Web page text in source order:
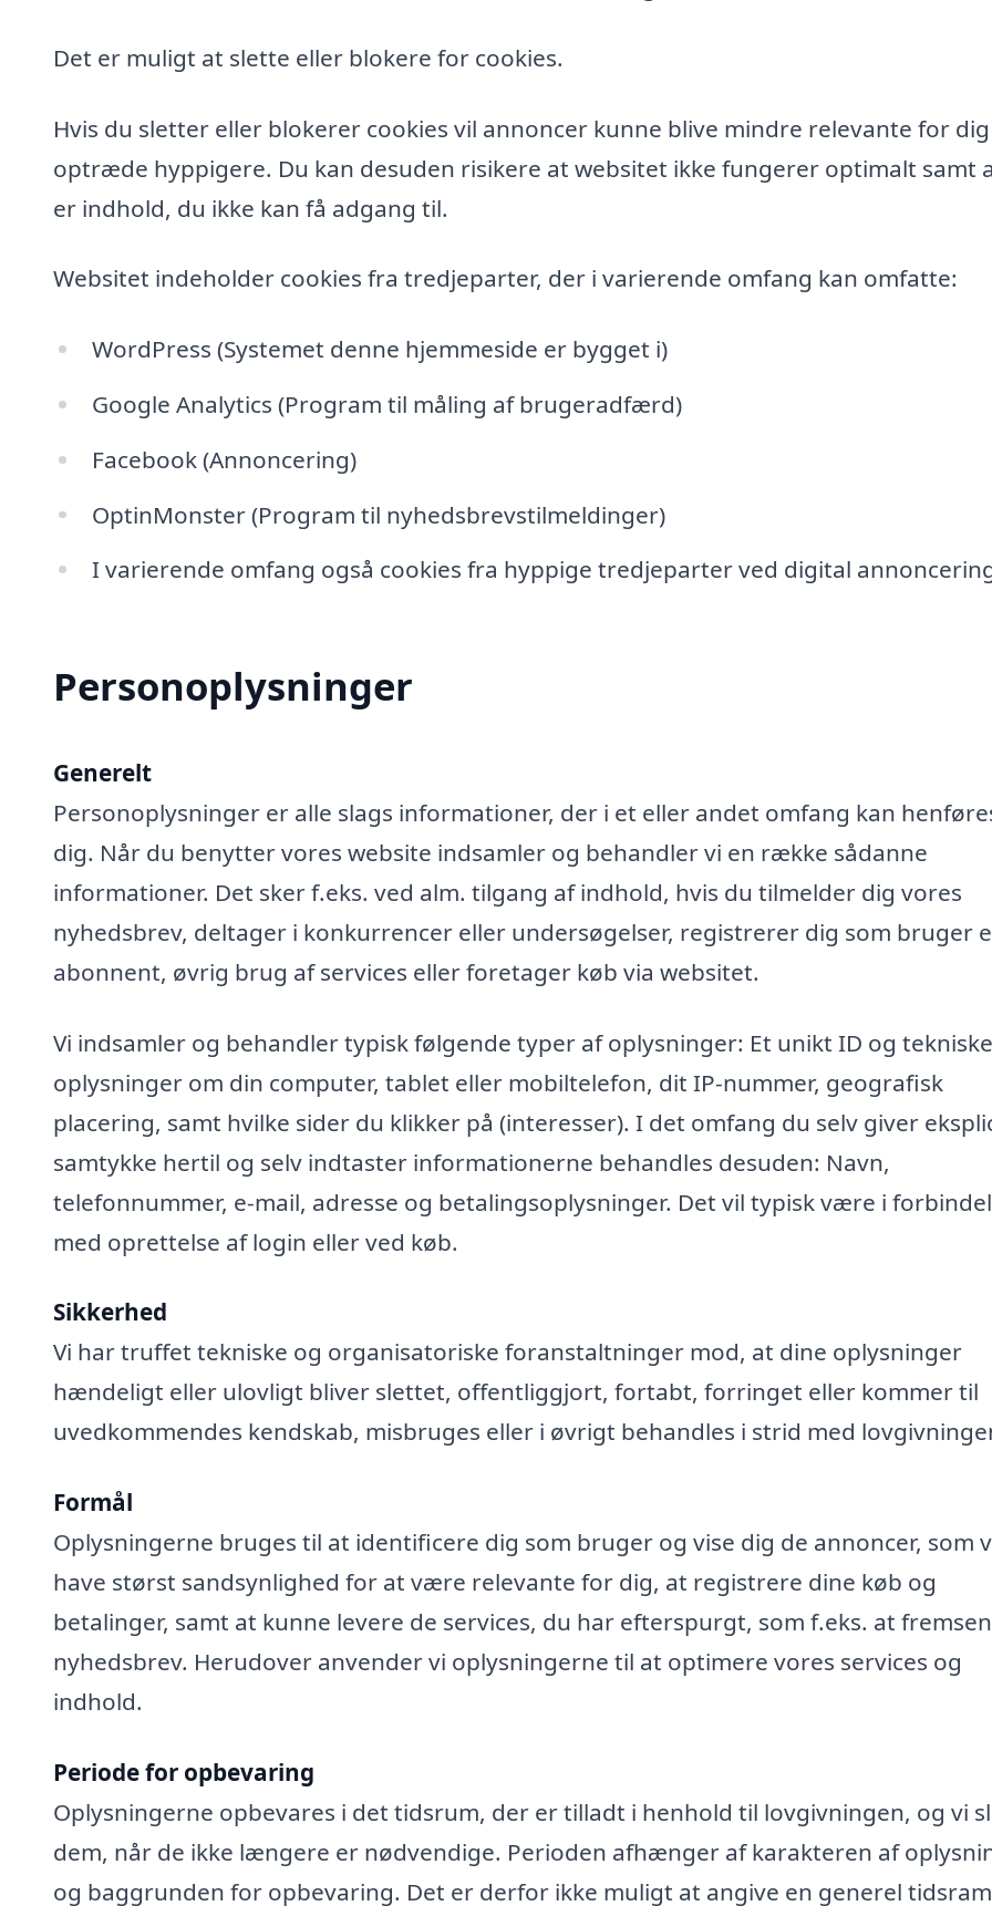
Det er muligt at slette eller blokere for cookies.
Hvis du sletter eller blokerer cookies vil annoncer kunne blive mindre relevante for
optræde hyppigere. Du kan desuden risikere at websitet ikke fungerer optimalt samt
er indhold, du ikke kan få adgang til.
Websitet indeholder cookies fra tredjeparter, der i varierende omfang kan omfatte:
WordPress (Systemet denne hjemmeside er bygget i)
Google Analytics (Program til måling af brugeradfærd)
Facebook (Annoncering)
OptinMonster (Program til nyhedsbrevstilmeldinger)
I varierende omfang også cookies fra hyppige tredjeparter ved digital
Personoplysninger
Generelt
Personoplysninger er alle slags informationer, der i et eller andet omfang kan
dig. Når du benytter vores website indsamler og behandler vi en række sådanne
informationer. Det sker f.eks. ved alm. tilgang af indhold, hvis du tilmelder dig vores
nyhedsbrev, deltager i konkurrencer eller undersøgelser, registrerer dig som bruger
abonnent, øvrig brug af services eller foretager køb via websitet.
Vi indsamler og behandler typisk følgende typer af oplysninger: Et unikt ID og tekniske
oplysninger om din computer, tablet eller mobiltelefon, dit IP-nummer, geografisk
placering, samt hvilke sider du klikker på (interesser). I det omfang du selv giver
samtykke hertil og selv indtaster informationerne behandles desuden: Navn,
telefonnummer, e-mail, adresse og betalingsoplysninger. Det vil typisk være i
med oprettelse af login eller ved køb.
Sikkerhed
Vi har truffet tekniske og organisatoriske foranstaltninger mod, at dine oplysninger
hændeligt eller ulovligt bliver slettet, offentliggjort, fortabt, forringet eller kommer til
uvedkommendes kendskab, misbruges eller i øvrigt behandles i strid med
Formål
Oplysningerne bruges til at identificere dig som bruger og vise dig de annoncer, som
have størst sandsynlighed for at være relevante for dig, at registrere dine køb og
betalinger, samt at kunne levere de services, du har efterspurgt, som f.eks. at
nyhedsbrev. Herudover anvender vi oplysningerne til at optimere vores services og
indhold.
Periode for opbevaring
Oplysningerne opbevares i det tidsrum, der er tilladt i henhold til lovgivningen, og vi
dem, når de ikke længere er nødvendige. Perioden afhænger af karakteren af
og baggrunden for opbevaring. Det er derfor ikke muligt at angive en generel